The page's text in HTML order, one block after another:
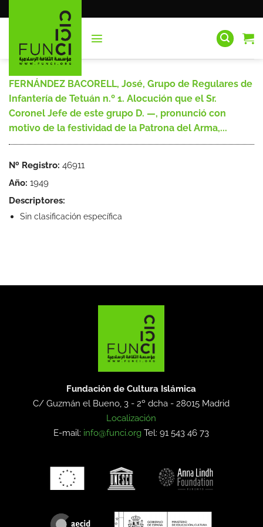
al
FERNÁNDEZ BACORELL, José, Grupo de Regulares de
Infantería de Tetuán n.º 1. Alocución que el Sr.
Coronel Jefe de este grupo D. —, pronunció con
motivo de la festividad de la Patrona del Arma,...
Nº Registro: 46911
Año: 1949
Descriptores:
Sin clasificación específica
Fundación de Cultura Islámica
C/ Guzmán el Bueno, 3 - 2º dcha -28015 Madrid
Localización
E-mail: info@funci.org Tel: 91 543 46 73